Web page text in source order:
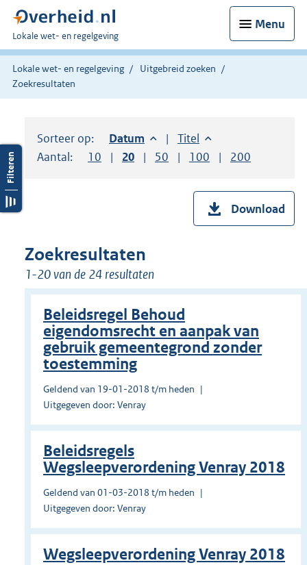
Menu
U
bent
hier:
Lokale wet- en regelgeving
Lokale wet- en regelgeving
Uitgebreid zoeken
Zoekresultaten
Sorteer op: Sorteer op:
Datum aflopendSorteer op:
Titel oplopend
Aantal:
Toon
10 resultaten per pagina
Toon
20 resultaten per pagina
Toon
50 resultaten per pagina
Toon
100 resultaten per
Toon
200
Download
Zoekresultaten
1-20 van de 24 resultaten
Beleidsregel Behoud
eigendomsrecht en aanpak van
gebruik gemeentegrond zonder
toestemming
Geldend van 19-01-2018 t/m heden
Uitgegeven door: Venray
Beleidsregels
Wegsleepverordening Venray 2018
Geldend van 01-03-2018 t/m heden
Uitgegeven door: Venray
Wegsleepverordening Venray 2018